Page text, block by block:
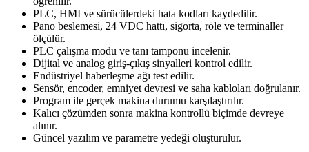
PLC, HMI ve sürücülerdeki hata kodları kaydedilir.
Pano beslemesi, 24 VDC hattı, sigorta, röle ve terminaller
ölçülür.
PLC çalışma modu ve tanı tamponu incelenir.
Dijital ve analog giriş-çıkış sinyalleri kontrol edilir.
Endüstriyel haberleşme ağı test edilir.
Sensör, encoder, emniyet devresi ve saha kabloları doğrulanır.
Program ile gerçek makina durumu karşılaştırılır.
Kalıcı çözümden sonra makina kontrollü biçimde devreye
alınır.
Güncel yazılım ve parametre yedeği oluşturulur.